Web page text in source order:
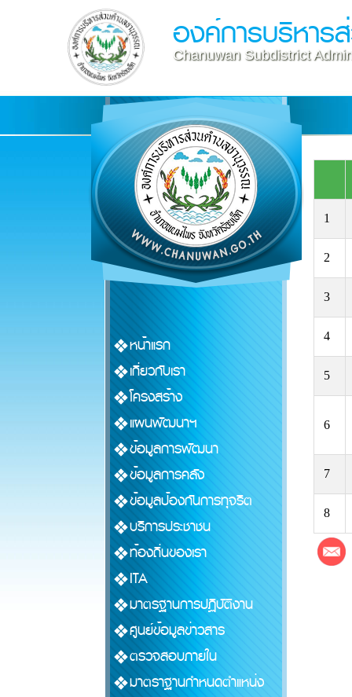
องค์การบริหาร
Chanuwan Subdistrict
หน้าแรก
เกี่ยวกับเรา
โครงสร้าง
แผนพัฒนาฯ
ข้อมูลการพัฒนา
ข้อมูลการคลัง
ข้อมูลป้องกันการทุจริต
บริการประชาชน
ท้องถิ่นของเรา
ITA
มาตรฐานการปฏิบัติงาน
ศูนย์ข้อมูลข่าวสาร
ตรวจสอบภายใน
มาตราฐานกำหนดตำแหน่ง
1
2
3
4
5
6
7
8